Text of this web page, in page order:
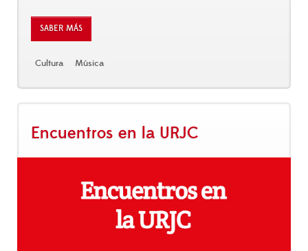
SABER MÁS
Cultura Música
Encuentros en la URJC